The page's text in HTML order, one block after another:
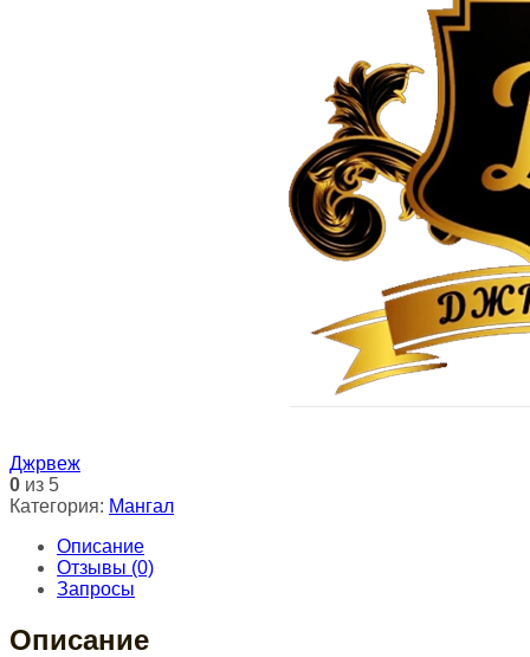
Джрвеж
0 из 5
Категория: Мангал
Описание
Отзывы (0)
Запросы
Описание